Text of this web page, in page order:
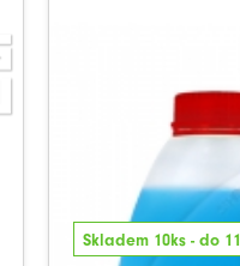
Skladem 10ks - do